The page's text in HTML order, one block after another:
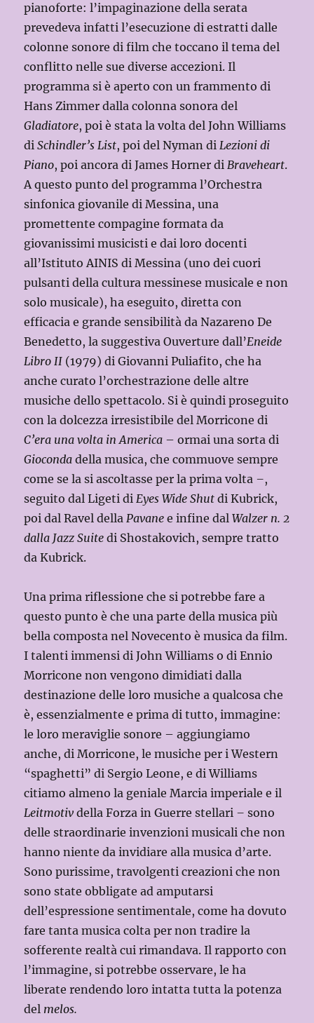
pianoforte: l’impaginazione della serata
prevedeva infatti l’esecuzione di estratti dalle
colonne sonore di film che toccano il tema del
conflitto nelle sue diverse accezioni. Il
programma si è aperto con un frammento di
Hans Zimmer dalla colonna sonora del
Gladiatore, poi è stata la volta del John Williams
diSchindler’s List, poi del Nyman diLezioni di
Piano, poi ancora di James Horner diBraveheart.
A questo punto del programma l’Orchestra
sinfonica giovanile di Messina, una
promettente compagine formata da
giovanissimi musicisti e dai loro docenti
all’Istituto AINIS di Messina (uno dei cuori
pulsanti della cultura messinese musicale e non
solo musicale), ha eseguito, diretta con
efficacia e grande sensibilità da Nazareno De
Benedetto, la suggestiva Ouverture dall’Eneide
Libro II (1979) di Giovanni Puliafito, che ha
anche curato l’orchestrazione delle altre
musiche dello spettacolo. Si è quindi proseguito
con la dolcezza irresistibile del Morricone di
C’era una volta in America – ormai una sorta di
Giocondadella musica, che commuove sempre
come se la si ascoltasse per la prima volta –,
seguito dal Ligeti diEyes Wide Shutdi Kubrick,
poi dal Ravel dellaPavanee infine dalWalzer n. 2
dalla Jazz Suitedi Shostakovich, sempre tratto
da Kubrick.
Una prima riflessione che si potrebbe fare a
questo punto è che una parte della musica più
bella composta nel Novecento è musica da film.
I talenti immensi di John Williams o di Ennio
Morricone non vengono dimidiati dalla
destinazione delle loro musiche a qualcosa che
è, essenzialmente e prima di tutto, immagine:
le loro meraviglie sonore – aggiungiamo
anche, di Morricone, le musiche per i Western
“spaghetti” di Sergio Leone, e di Williams
citiamo almeno la geniale Marcia imperiale e il
Leitmotivdella Forza in Guerre stellari – sono
delle straordinarie invenzioni musicali che non
hanno niente da invidiare alla musica d’arte.
Sono purissime, travolgenti creazioni che non
sono state obbligate ad amputarsi
dell’espressione sentimentale, come ha dovuto
fare tanta musica colta per non tradire la
sofferente realtà cui rimandava. Il rapporto con
l’immagine, si potrebbe osservare, le ha
liberate rendendo loro intatta tutta la potenza
del melos.